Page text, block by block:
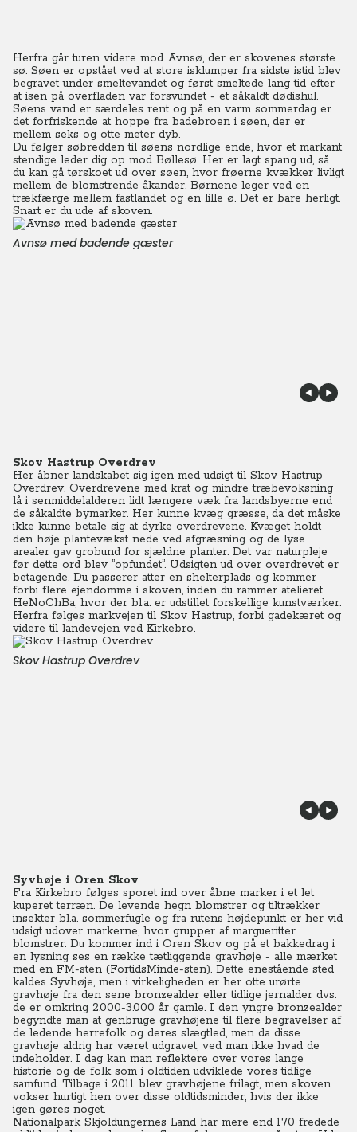
Herfra går turen videre mod Avnsø, der er skovenes største
sø. Søen er opstået ved at store isklumper fra sidste istid blev
begravet under smeltevandet og først smeltede lang tid efter
at isen på overfladen var forsvundet - et såkaldt dødishul.
Søens vand er særdeles rent og på en varm sommerdag er
det forfriskende at hoppe fra badebroen i søen, der er
mellem seks og otte meter dyb.
Du følger søbredden til søens nordlige ende, hvor et markant
stendige leder dig op mod Bøllesø. Her er lagt spang ud, så
du kan gå tørskoet ud over søen, hvor frøerne kvækker livligt
mellem de blomstrende åkander. Børnene leger ved en
trækfærge mellem fastlandet og en lille ø. Det er bare herligt.
Snart er du ude af skoven.
Avnsø med badende gæster
Skov Hastrup Overdrev
Her åbner landskabet sig igen med udsigt til Skov Hastrup
Overdrev. Overdrevene med krat og mindre træbevoksning
lå i senmiddelalderen lidt længere væk fra landsbyerne end
de såkaldte bymarker. Her kunne kvæg græsse, da det måske
ikke kunne betale sig at dyrke overdrevene. Kvæget holdt
den høje plantevækst nede ved afgræsning og de lyse
arealer gav grobund for sjældne planter. Det var naturpleje
før dette ord blev ”opfundet”. Udsigten ud over overdrevet er
betagende. Du passerer atter en shelterplads og kommer
forbi flere ejendomme i skoven, inden du rammer atelieret
HeNoChBa, hvor der bl.a. er udstillet forskellige kunstværker.
Herfra følges markvejen til Skov Hastrup, forbi gadekæret og
videre til landevejen ved Kirkebro.
Skov Hastrup Overdrev
Syvhøje i Oren Skov
Fra Kirkebro følges sporet ind over åbne marker i et let
kuperet terræn. De levende hegn blomstrer og tiltrækker
insekter bl.a. sommerfugle og fra rutens højdepunkt er her vid
udsigt udover markerne, hvor grupper af margueritter
blomstrer. Du kommer ind i Oren Skov og på et bakkedrag i
en lysning ses en række tætliggende gravhøje - alle mærket
med en FM-sten (FortidsMinde-sten). Dette enestående sted
kaldes Syvhøje, men i virkeligheden er her otte urørte
gravhøje fra den sene bronzealder eller tidlige jernalder dvs.
de er omkring 2.000-3.000 år gamle. I den yngre bronzealder
begyndte man at genbruge gravhøjene til flere begravelser af
de ledende herrefolk og deres slægtled, men da disse
gravhøje aldrig har været udgravet, ved man ikke hvad de
indeholder. I dag kan man reflektere over vores lange
historie og de folk som i oldtiden udviklede vores tidlige
samfund. Tilbage i 2011 blev gravhøjene frilagt, men skoven
vokser hurtigt hen over disse oldtidsminder, hvis der ikke
igen gøres noget.
Nationalpark Skjoldungernes Land har mere end 170 fredede